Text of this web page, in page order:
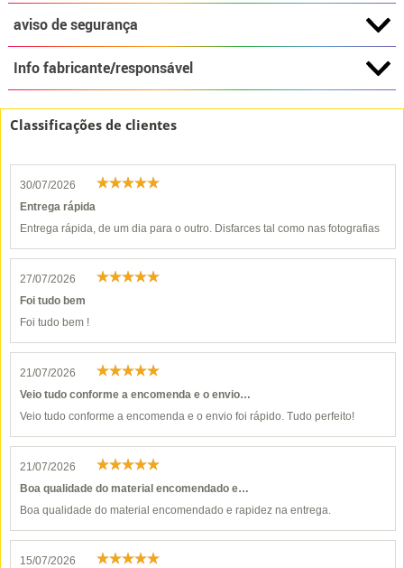
aviso de segurança
Info fabricante/responsável
Classificações de clientes
30/07/2026
Entrega rápida
Entrega rápida, de um dia para o outro. Disfarces tal como nas fotografias
27/07/2026
Foi tudo bem
Foi tudo bem !
21/07/2026
Veio tudo conforme a encomenda e o envio…
Veio tudo conforme a encomenda e o envio foi rápido. Tudo perfeito!
21/07/2026
Boa qualidade do material encomendado e…
Boa qualidade do material encomendado e rapidez na entrega.
15/07/2026